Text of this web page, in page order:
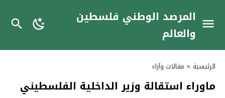
المرصد الوطني فلسطين
والعالم
الرئيسية » مقالات وآراء
ماوراء استقالة وزير الداخلية الفلسطيني